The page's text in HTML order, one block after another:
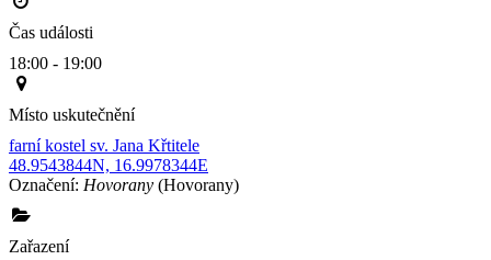
Čas události
18:00 - 19:00
Místo uskutečnění
farní kostel sv. Jana Křtitele
48.9543844N, 16.9978344E
Označení: Hovorany (Hovorany)
Zařazení